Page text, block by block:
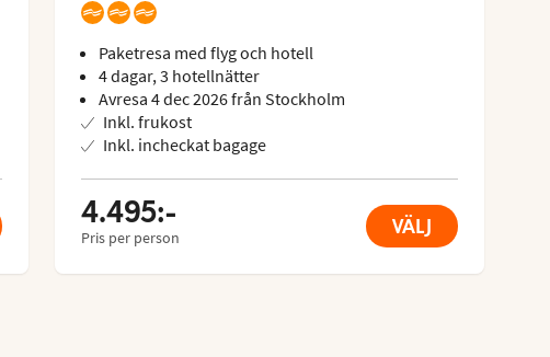
Paketresa med flyg och hotell
4 dagar, 3 hotellnätter
Avresa 4 dec 2026 från Stockholm
Inkl. frukost
Inkl. incheckat bagage
4.495:-
Pris per person VÄLJ